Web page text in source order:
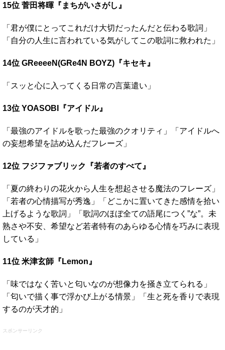
15位 菅田将暉『まちがいさがし』
「君が僕にとってこれだけ大切だったんだと伝わる歌詞」
「自分の人生に言われている気がしてこの歌詞に救われた」
14位 GReeeeN(GRe4N BOYZ)『キセキ』
「スッと心に入ってくる日常の言葉遣い」
13位 YOASOBI『アイドル』
「最強のアイドルを歌った最強のクオリティ」「アイドルへ
の妄想希望を詰め込んだフレーズ」
12位 フジファブリック『若者のすべて』
「夏の終わりの花火から人生を想起させる魔法のフレーズ」
「若者の心情描写が秀逸」「どこかに置いてきた感情を拾い
上げるような歌詞」「歌詞のほぼ全ての語尾につく”な”。未
熟さや不安、希望など若者特有のあらゆる心情を巧みに表現
している」
11位 米津玄師『Lemon』
「味ではなく苦いと匂いなのが想像力を掻き立てられる」
「匂いで描く事で浮かび上がる情景」「生と死を香りで表現
するのが天才的」
スポンサーリンク